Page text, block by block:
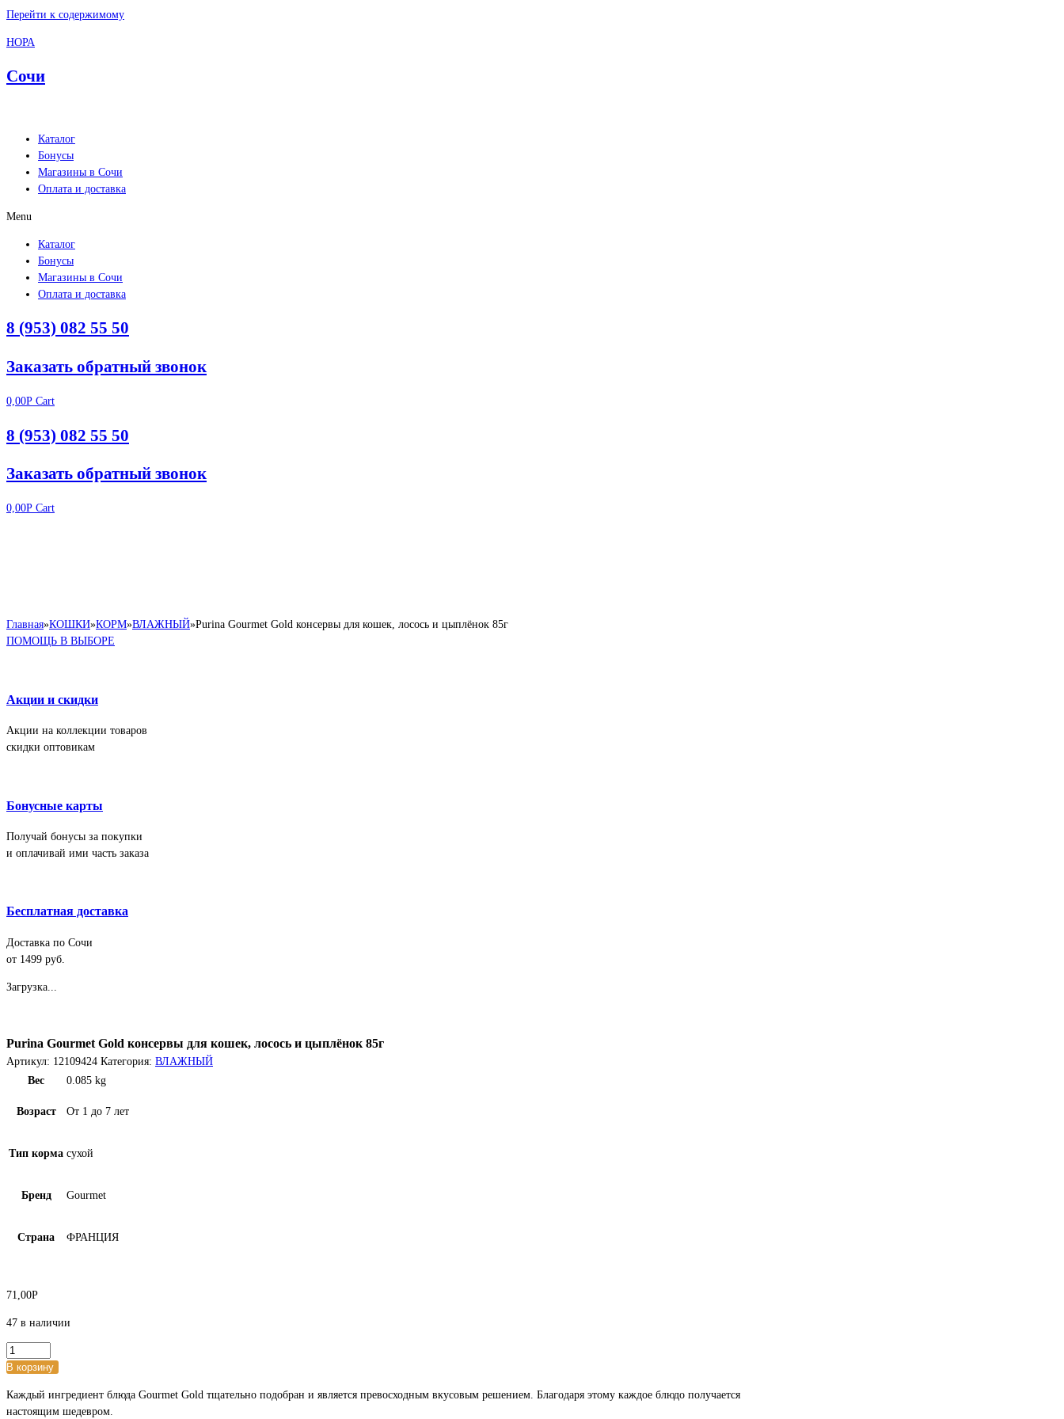
Перейти к содержимому
НОРА
Сочи
Каталог
Бонусы
Магазины в Сочи
Оплата и доставка
Menu
Каталог
Бонусы
Магазины в Сочи
Оплата и доставка
8 (953) 082 55 50
Заказать обратный звонок
0,00Р Cart
8 (953) 082 55 50
Заказать обратный звонок
0,00Р Cart
Главная»КОШКИ»КОРМ»ВЛАЖНЫЙ»Purina Gourmet Gold консервы для кошек, лосось и цыплёнок 85г
ПОМОЩЬ В ВЫБОРЕ
Акции и скидки
Акции на коллекции товаров
скидки оптовикам
Бонусные карты
Получай бонусы за покупки
и оплачивай ими часть заказа
Бесплатная доставка
Доставка по Сочи
от 1499 руб.
Загрузка...
Purina Gourmet Gold консервы для кошек, лосось и цыплёнок 85г
Артикул: 12109424 Категория: ВЛАЖНЫЙ
Вес
0.085 kg
Возраст От 1 до 7 лет
Тип корма сухой
Бренд Gourmet
Страна ФРАНЦИЯ
71,00Р
47 в наличии
Количество
товара
Gourmet
Gold
В корзину
Каждый ингредиент блюда Gourmet Gold тщательно подобран и является превосходным вкусовым решением. Благодаря этому каждое блюдо получается
настоящим шедевром.